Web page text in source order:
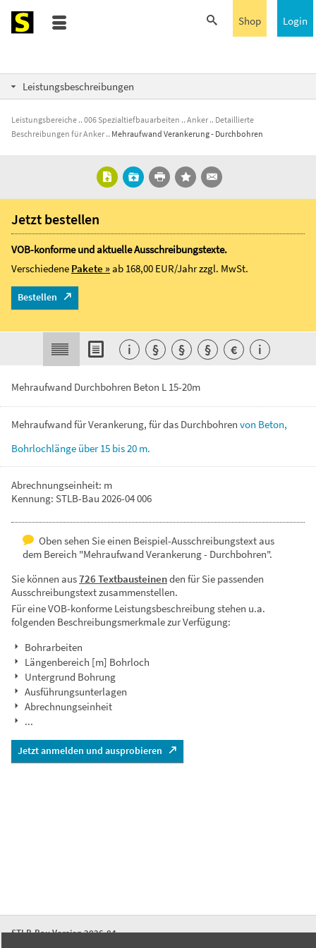
Login
Shop
Leistungsbeschreibungen
Leistungsbereiche 006 Spezialtiefbauarbeiten Anker
Detaillierte
Beschreibungen für Anker
Mehraufwand Verankerung - Durchbohren
Mehraufwand Durchbohren Beton L 15-20m
Mehraufwand fürVerankerung, fürdas Durchbohren von Beton,
Bohrlochlänge über15 bis20 m.
Abrechnungseinheit: m
Kennung: STLB-Bau 2026-04 006
Oben sehen Sie einen Beispiel-Ausschreibungstext aus
dem Bereich "Mehraufwand Verankerung - Durchbohren".
Sie können aus726 Textbausteinenden für Sie passenden
Ausschreibungstext zusammenstellen.
Für eine VOB-konforme Leistungsbeschreibung stehen u.a.
folgenden Beschreibungsmerkmale zur Verfügung:
Bohrarbeiten
Längenbereich [m] Bohrloch
Untergrund Bohrung
Ausführungsunterlagen
Abrechnungseinheit
...
Jetzt anmelden und ausprobieren
Jetzt bestellen
VOB-konforme und aktuelle Ausschreibungstexte.
Verschiedene Pakete »ab 168,00 EUR/Jahrzzgl. MwSt.
Bestellen
i § § § € i
STLB-Bau Version 2026-04